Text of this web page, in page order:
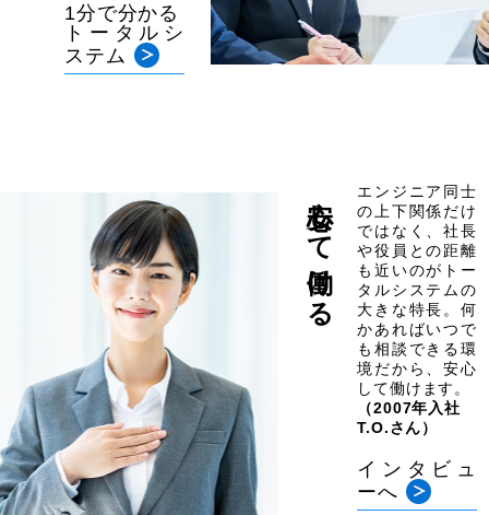
1分で分かる
トータルシ
ステム
安心して働ける
エンジニア同士
の上下関係だけ
ではなく、社長
や役員との距離
も近いのがトー
タルシステムの
大きな特長。何
かあればいつで
も相談できる環
境だから、安心
して働けます。
（2007年入社
T.O.さん）
インタビュ
ーへ